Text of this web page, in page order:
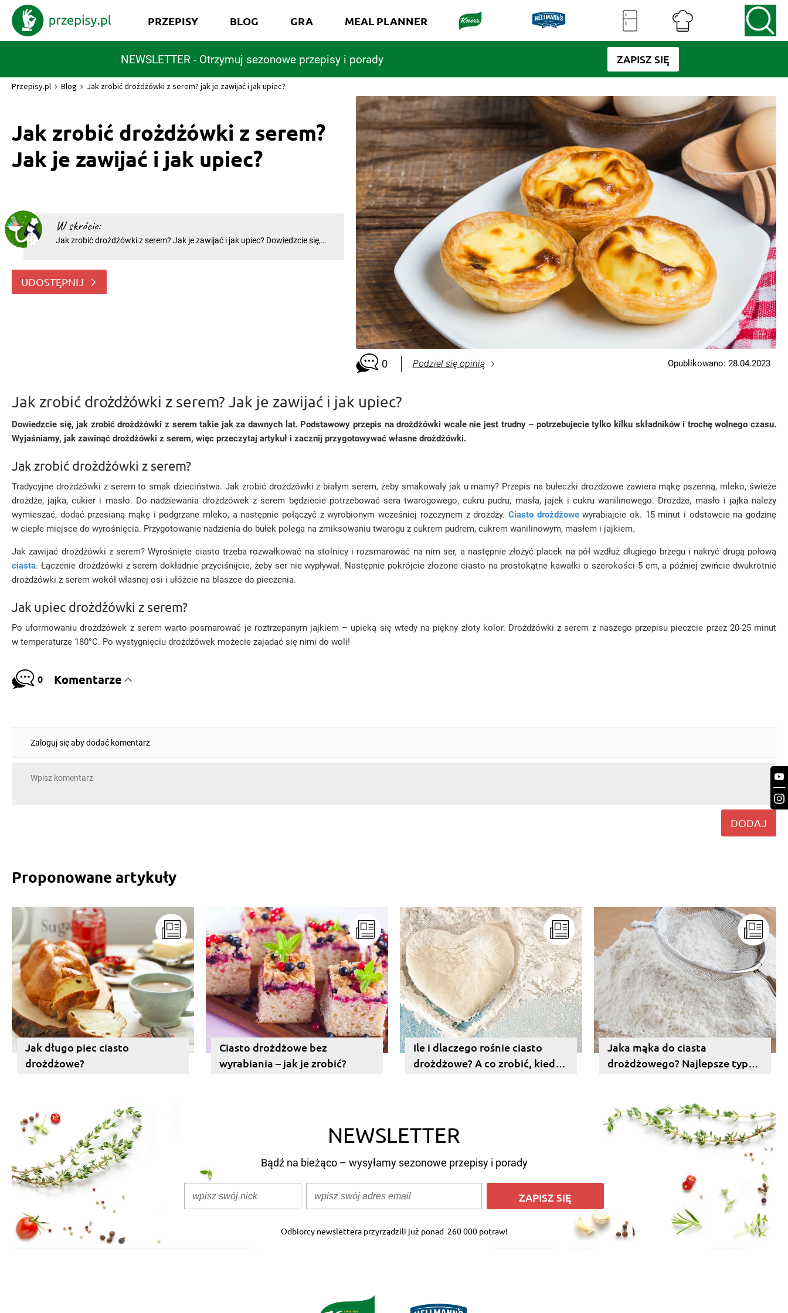
NEWSLETTER - Otrzymuj sezonowe przepisy i porady ZAPISZ SIĘ
PRZEPISY BLOG GRA MEAL PLANNER
Przepisy.pl Blog Jak zrobić drożdżówki z serem? jak je zawijać i jak upiec?
Jak zrobić drożdżówki z serem?
Jak je zawijać i jak upiec?
W skrócie:
Jak zrobić drożdżówki z serem? Jak je zawijać i jak upiec? Dowiedzcie się,
składników i trochę wolnego czasu. Wyjaś
UDOSTĘPNIJ
0 Podziel się opinią Opublikowano: 28.04.2023
Jak zrobić drożdżówki z serem? Jak je zawijać i jak upiec?
Dowiedzcie się, jak zrobić drożdżówki z serem takie jak za dawnych lat. Podstawowy przepis na drożdżówki wcale nie jest trudny – potrzebujecie tylko kilku składników i trochę wolnego czasu.
Wyjaśniamy, jak zawinąć drożdżówki z serem, więc przeczytaj artykuł i zacznij przygotowywać własne drożdżówki.
Jak zrobić drożdżówki z serem?
Tradycyjne drożdżówki z serem to smak dzieciństwa. Jak zrobić drożdżówki z białym serem, żeby smakowały jak u mamy? Przepis na bułeczki drożdżowe zawiera mąkę pszenną, mleko, świeże
drożdże, jajka, cukier i masło. Do nadziewania drożdżówek z serem będziecie potrzebować sera twarogowego, cukru pudru, masła, jajek i cukru wanilinowego. Drożdże, masło i jajka należy
wymieszać, dodać przesianą mąkę i podgrzane mleko, a następnie połączyć z wyrobionym wcześniej rozczynem z drożdży. Ciasto drożdżowewyrabiajcie ok. 15 minut i odstawcie na godzinę
w ciepłe miejsce do wyrośnięcia. Przygotowanie nadzienia do bułek polega na zmiksowaniu twarogu z cukrem pudrem, cukrem wanilinowym, masłem i jajkiem.
Jak zawijać drożdżówki z serem? Wyrośnięte ciasto trzeba rozwałkować na stolnicy i rozsmarować na nim ser, a następnie złożyć placek na pół wzdłuż długiego brzegu i nakryć drugą połową
ciasta. Łączenie drożdżówki z serem dokładnie przyciśnijcie, żeby ser nie wypływał. Następnie pokrójcie złożone ciasto na prostokątne kawałki o szerokości 5 cm, a później zwińcie dwukrotnie
drożdżówki z serem wokół własnej osi i ułóżcie na blaszce do pieczenia.
Jak upiec drożdżówki z serem?
Po uformowaniu drożdżówek z serem warto posmarować je roztrzepanym jajkiem – upieką się wtedy na piękny złoty kolor. Drożdżówki z serem z naszego przepisu pieczcie przez 20-25 minut
w temperaturze 180°C. Po wystygnięciu drożdżówek możecie zajadać się nimi do woli!
0 Komentarze
Zaloguj się aby dodać komentarz
DODAJ
Proponowane artykuły
Jak długo piec ciasto
drożdżowe?
Ciasto drożdżowe bez
wyrabiania – jak je zrobić?
Ile i dlaczego rośnie ciasto
drożdżowe? A co zrobić, kiedy
Jaka mąka do ciasta
drożdżowego? Najlepsze typy
NEWSLETTER
Bądź na bieżąco – wysyłamy sezonowe przepisy i porady
ZAPISZ SIĘ
Odbiorcy newslettera przyrządzili już ponad 260 000 potraw!